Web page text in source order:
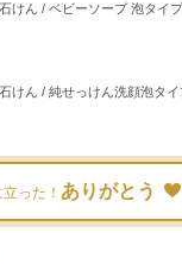
けん / ベビーソープ 泡タイプ
けん / 純せっけん洗顔泡タイ
った！ ありがとう